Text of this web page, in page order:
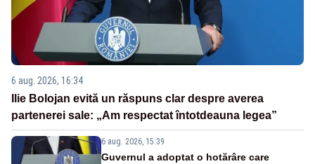
6 aug. 2026, 16:34
Ilie Bolojan evită un răspuns clar despre averea
partenerei sale: „Am respectat întotdeauna legea”
6 aug. 2026, 15:39
Guvernul a adoptat o hotărâre care